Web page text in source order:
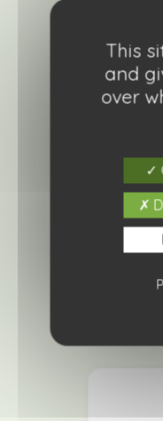
Anémone
This
and
over